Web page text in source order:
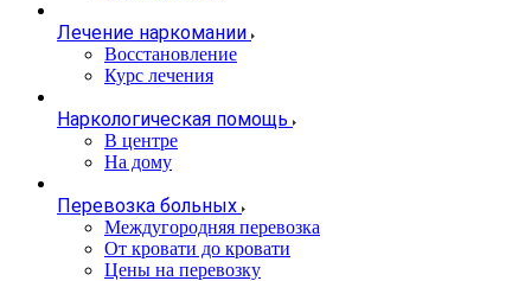
Лечение наркомании
Восстановление
Курс лечения
Наркологическая помощь
В центре
На дому
Перевозка больных
Междугородняя перевозка
От кровати до кровати
Цены на перевозку